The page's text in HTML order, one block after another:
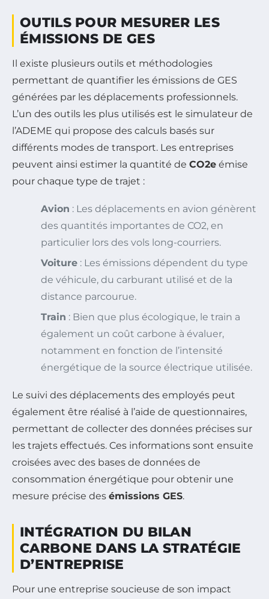
OUTILS POUR MESURER LES
ÉMISSIONS DE GES
Il existe plusieurs outils et méthodologies
permettant de quantifier les émissions de GES
générées par les déplacements professionnels.
L’un des outils les plus utilisés est le simulateur de
l’ADEME qui propose des calculs basés sur
différents modes de transport. Les entreprises
peuvent ainsi estimer la quantité de CO2e émise
pour chaque type de trajet :
Avion : Les déplacements en avion génèrent
des quantités importantes de CO2, en
particulier lors des vols long-courriers.
Voiture : Les émissions dépendent du type
de véhicule, du carburant utilisé et de la
distance parcourue.
Train : Bien que plus écologique, le train a
également un coût carbone à évaluer,
notamment en fonction de l’intensité
énergétique de la source électrique utilisée.
Le suivi des déplacements des employés peut
également être réalisé à l’aide de questionnaires,
permettant de collecter des données précises sur
les trajets effectués. Ces informations sont ensuite
croisées avec des bases de données de
consommation énergétique pour obtenir une
mesure précise des émissions GES.
INTÉGRATION DU BILAN
CARBONE DANS LA STRATÉGIE
D’ENTREPRISE
Pour une entreprise soucieuse de son impact